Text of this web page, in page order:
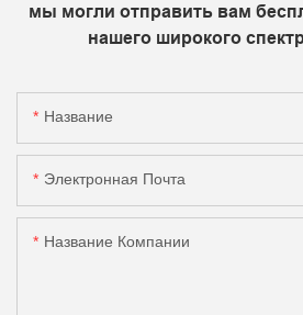
мы могли отправить вам
нашего широкого
Название
Электронная Почта
Название Компании